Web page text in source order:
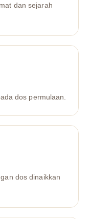
dan sejarah
dos permulaan.
dos dinaikkan